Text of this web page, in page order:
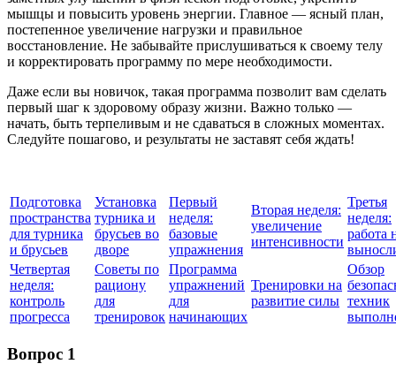
мышцы и повысить уровень энергии. Главное — ясный план,
постепенное увеличение нагрузки и правильное
восстановление. Не забывайте прислушиваться к своему телу
и корректировать программу по мере необходимости.
Даже если вы новичок, такая программа позволит вам сделать
первый шаг к здоровому образу жизни. Важно только —
начать, быть терпеливым и не сдаваться в сложных моментах.
Следуйте пошагово, и результаты не заставят себя ждать!
Подготовка
пространства
для турника
и брусьев
Установка
турника и
брусьев во
дворе
Первый
неделя:
базовые
упражнения
Вторая неделя:
увеличение
интенсивности
Третья
неделя:
работа
Четвертая
неделя:
контроль
прогресса
Советы по
рациону
для
тренировок
Программа
упражнений
для
начинающих
Тренировки на
развитие силы
Обзор
техник
Вопрос 1